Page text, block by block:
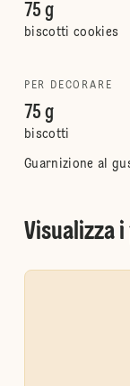
75 g
biscotti cookies
PER DECORARE
75 g
biscotti
Guarnizione al
Visualizza